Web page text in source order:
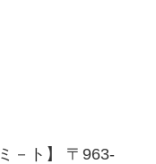
－ト】 〒963-